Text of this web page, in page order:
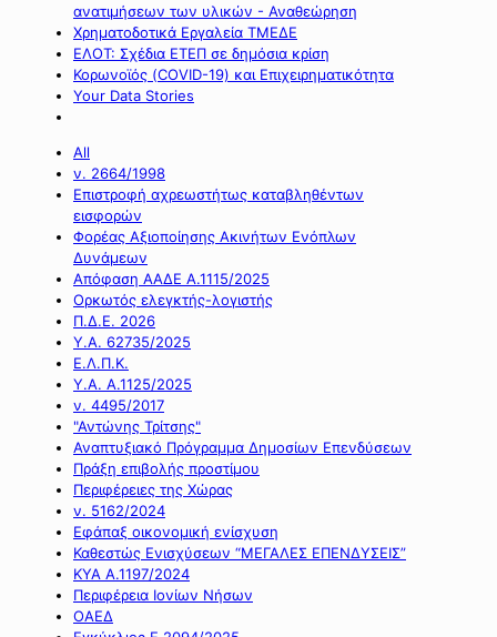
ανατιμήσεων των υλικών - Αναθεώρηση
Χρηματοδοτικά Εργαλεία ΤΜΕΔΕ
ΕΛΟΤ: Σχέδια ΕΤΕΠ σε δημόσια κρίση
Κορωνοϊός (COVID-19) και Επιχειρηματικότητα
Your Data Stories
All
ν. 2664/1998
Επιστροφή αχρεωστήτως καταβληθέντων
εισφορών
Φορέας Αξιοποίησης Ακινήτων Ενόπλων
Δυνάμεων
Απόφαση ΑΑΔΕ Α.1115/2025
Ορκωτός ελεγκτής-λογιστής
Π.Δ.Ε. 2026
Υ.Α. 62735/2025
Ε.Λ.Π.Κ.
Υ.Α. Α.1125/2025
ν. 4495/2017
"Αντώνης Τρίτσης"
Αναπτυξιακό Πρόγραμμα Δημοσίων Επενδύσεων
Πράξη επιβολής προστίμου
Περιφέρειες της Χώρας
ν. 5162/2024
Εφάπαξ οικονομική ενίσχυση
Καθεστώς Ενισχύσεων “ΜΕΓΑΛΕΣ ΕΠΕΝΔΥΣΕΙΣ”
ΚΥΑ Α.1197/2024
Περιφέρεια Ιονίων Νήσων
ΟΑΕΔ